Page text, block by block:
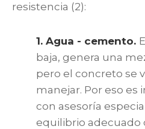
resistencia (2):
1. Agua - cemento.
baja, genera una
pero el concreto se
manejar. Por eso
con asesoría
equilibrio adecuado